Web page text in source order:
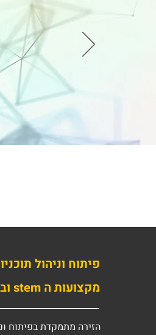
פיתוח וניהול
מקצועות ה stem ובהתאם לצרכי התעשייה
הזירה מתמקדת בפיתוח